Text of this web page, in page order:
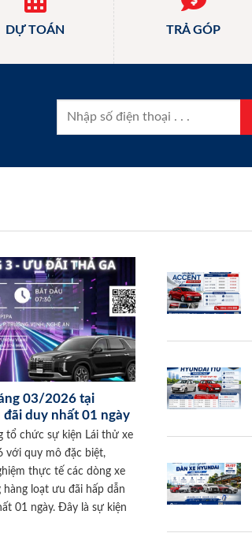
DỰ TOÁN TRẢ GÓP
03/2026 tại
duy nhất 01 ngày
tổ chức sự kiện Lái thử xe
với quy mô đặc biệt,
thực tế các dòng xe
loạt ưu đãi hấp dẫn
01 ngày. Đây là sự kiện